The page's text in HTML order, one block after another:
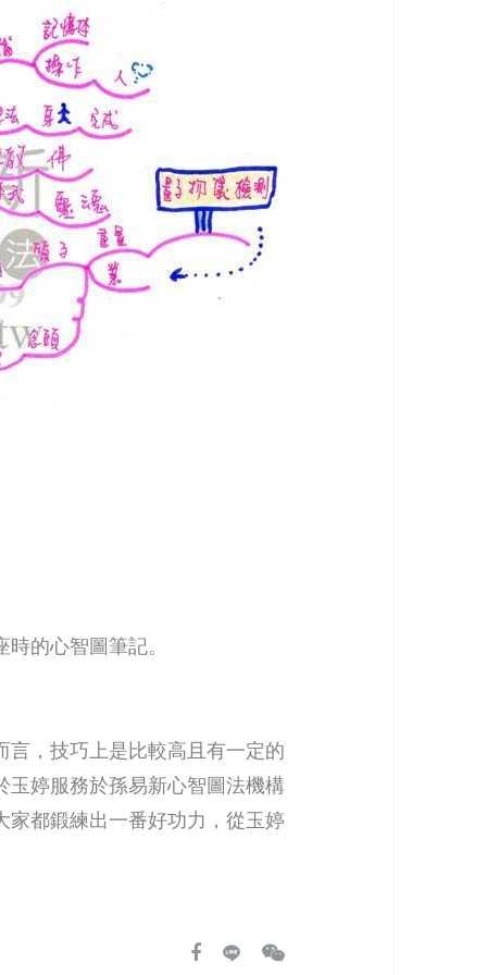
的心智圖筆記。
，技巧上是比較高且有一定的
玉婷服務於孫易新心智圖法機構
都鍛練出一番好功力，從玉婷